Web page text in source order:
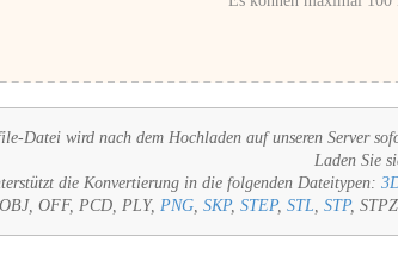
Datei wird nach dem Hochladen auf unseren Server
Laden Sie
die Konvertierung in die folgenden Dateitypen:
OBJ, OFF, PCD, PLY, PNG, SKP, STEP, STL, STP,